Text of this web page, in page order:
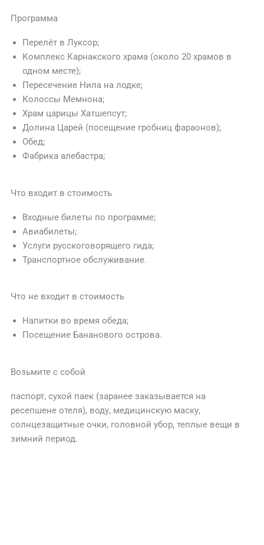
Программа
Перелёт в Луксор;
Комплекс Карнакского храма (около 20 храмов в
одном месте);
Пересечение Нила на лодке;
Колоссы Мемнона;
Храм царицы Хатшепсут;
Долина Царей (посещение гробниц фараонов);
Обед;
Фабрика алебастра;
Что входит в стоимость
Входные билеты по программе;
Авиабилеты;
Услуги русскоговорящего гида;
Транспортное обслуживание.
Что не входит в стоимость
Напитки во время обеда;
Посещение Бананового острова.
Возьмите с собой
паспорт, сухой паек (заранее заказывается на
ресепшене отеля), воду, медицинскую маску,
солнцезащитные очки, головной убор, теплые вещи в
зимний период.